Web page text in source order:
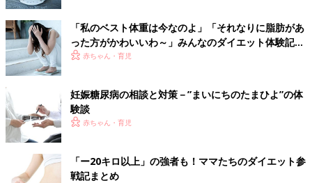
自分に合ったダイエット方法を見つけて夏に向けて自分が納得で
きるスタイルを目指しましょう！
（文：ふくだりょうこ）
■文中のコメントは『ウィメンズパーク』の投稿を再編集したも
のです。
「私のベスト体重は今なのよ」「それなりに脂肪があ
った方がかわいいわ～」みんなのダイエット体験記！
少しぽっちゃりのほうが健康で長生きできるってホン
赤ちゃん・育児
妊娠糖尿病の相談と対策－”まいにちのたまひよ”の体
験談
赤ちゃん・育児
「ー20キロ以上」の強者も！ママたちのダイエット参
戦記まとめ